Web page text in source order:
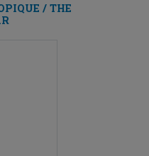
/ THE